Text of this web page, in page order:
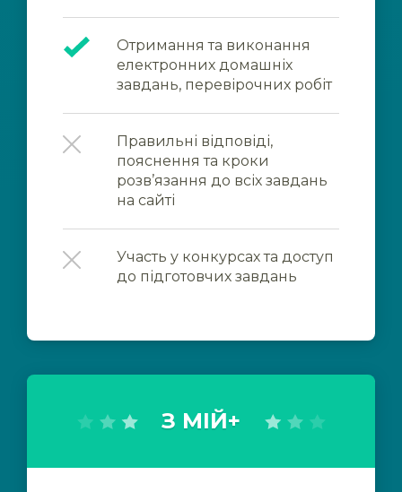
Отримання та виконання
електронних домашніх
завдань, перевірочних робіт
Правильні відповіді,
пояснення та кроки
розв’язання до всіх завдань
на сайті
Участь у конкурсах та доступ
до підготовчих завдань
З МІЙ+